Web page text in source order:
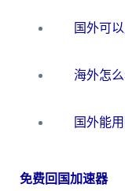
免费回国加速器